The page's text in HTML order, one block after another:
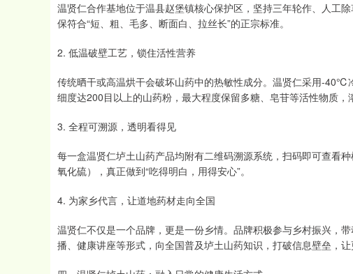
温贤仁合作基地位于温县赵堡镇核心保护区，坚持三年轮作、人工
保符合“短、粗、毛多、断面白、拉丝长”的正宗标准。
2. 低温破壁工艺，锁住活性营养
传统晒干或高温烘干会破坏山药中的热敏性成分。温贤仁采用-
细度达200目以上的山药粉，最大程度保留多糖、皂苷等活性物质，
3. 全程可溯源，透明看得见
每一盒温贤仁垆土山药产品均附有二维码溯源系统，扫码即可查看
氧化硫），真正做到“吃得明白，用得安心”。
4. 为家乡代言，让道地药材走向全国
温贤仁不仅是一个品牌，更是一份乡情。品牌积极参与乡村振兴，
播、健康讲座等形式，向全国普及垆土山药知识，打破信息壁垒，